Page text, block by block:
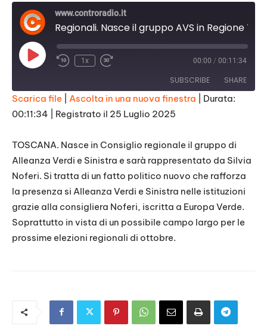
www.controradio.it
Play
Episode
1x 00:00 / 00:11:34
SUBSCRIBE SHARE
SHARE
LINK
EMBED
Scarica file Ascolta in una nuova finestra
Durata:
00:11:34
Registrato il 25 Luglio 2025
TOSCANA. Nasce in Consiglio regionale il gruppo di
Alleanza Verdi e Sinistra e sarà rappresentato da Silvia
Noferi. Si tratta di un fatto politico nuovo che rafforza
la presenza si Alleanza Verdi e Sinistra nelle istituzioni
grazie alla consigliera Noferi, iscritta a Europa Verde.
Soprattutto in vista di un possibile campo largo per le
prossime elezioni regionali di ottobre.